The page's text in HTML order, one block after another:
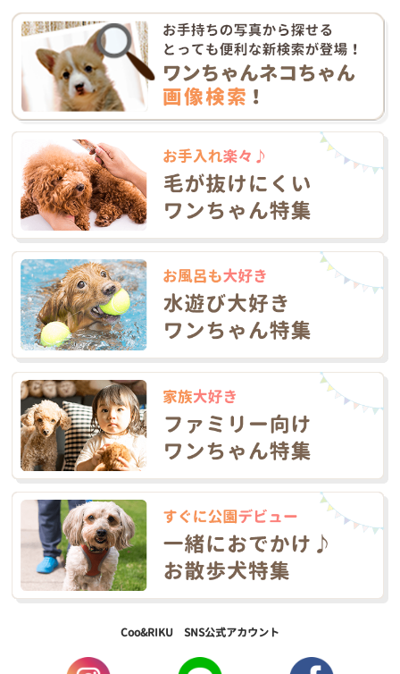
Coo&RIKU SNS公式アカウント